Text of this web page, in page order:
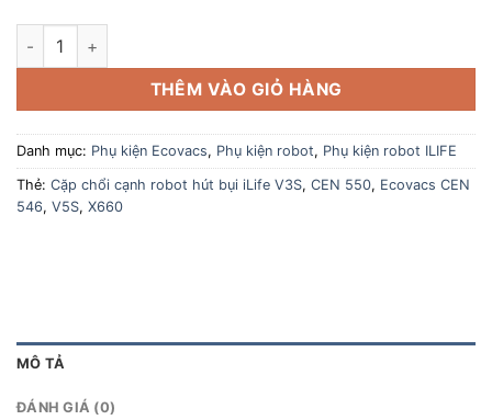
Cặp chổi cạnh robot hút bụi iLife V3S | V5S | X660 | Ecovacs
THÊM VÀO GIỎ HÀNG
Danh mục: Phụ kiện Ecovacs, Phụ kiện robot, Phụ kiện robot ILIFE
Thẻ: Cặp chổi cạnh robot hút bụi iLife V3S, CEN 550, Ecovacs CEN
546, V5S, X660
MÔ TẢ
ĐÁNH GIÁ (0)